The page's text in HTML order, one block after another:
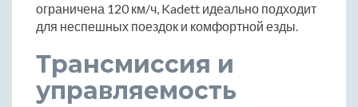
ограничена 120 км/ч, Kadett идеально подходит
для неспешных поездок и комфортной езды.
Трансмиссия и
управляемость